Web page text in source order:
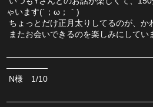
ゃいます(´；ω；｀)
ちょっとだけ正月太りしてるのが、か
またお会いできるのを楽しみにして
―――――
N様　1/10